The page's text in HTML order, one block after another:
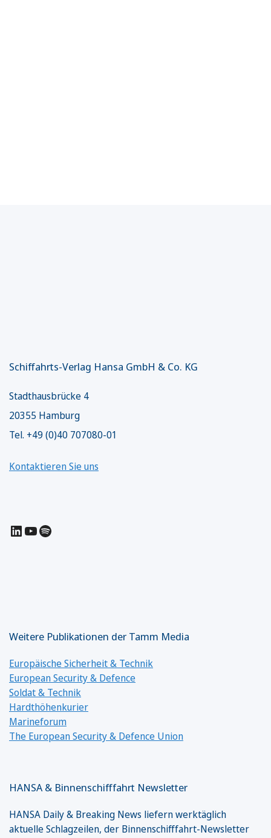
Schiffahrts-Verlag Hansa GmbH & Co. KG
Stadthausbrücke 4
20355 Hamburg
Tel. +49 (0)40 707080-01
Kontaktieren Sie uns
LinkedIn
YouTube
Spotify
Weitere Publikationen der Tamm Media
Europäische Sicherheit & Technik
European Security & Defence
Soldat & Technik
Hardthöhenkurier
Marineforum
The European Security & Defence Union
HANSA & Binnenschifffahrt Newsletter
HANSA Daily & Breaking News liefern werktäglich
aktuelle Schlagzeilen, der Binnenschifffahrt-Newsletter